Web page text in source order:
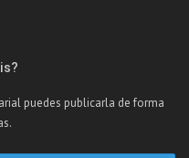
puedes publicarla de forma